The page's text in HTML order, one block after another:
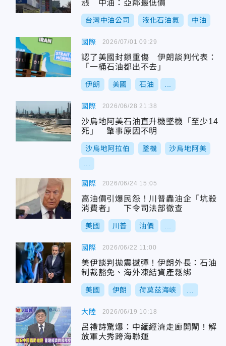
漲 中油：亞鄰最低價
台灣中油公司 液化石油氣 中油
國際
認了美國封鎖重傷 伊朗談判代表：
「一桶石油都出不去」
伊朗 美國 石油
2026/07/01 09:29
國際
沙烏地阿美石油直升機墜機「至少14
死」 肇事原因不明
沙烏地阿拉伯 墜機 沙烏地阿美
2026/06/28 21:38
國際
高油價引爆民怨！川普轟油企「坑殺
消費者」 下令司法部徹查
美國 川普 油價
2026/06/24 15:05
國際
美伊談判拋震撼彈！伊朗外長：石油
制裁豁免、海外凍結資產鬆綁
美國 伊朗 荷莫茲海峽
2026/06/22 11:00
大陸
呂禮詩驚爆：中緬經濟走廊開閘！解
放軍大秀跨海聯運
2026/06/19 10:18